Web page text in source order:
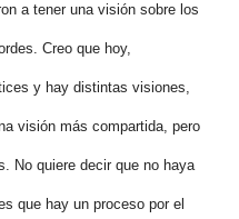
a tener una visión sobre los
Creo que hoy,
y hay distintas visiones,
visión más compartida, pero
No quiere decir que no haya
que hay un proceso por el